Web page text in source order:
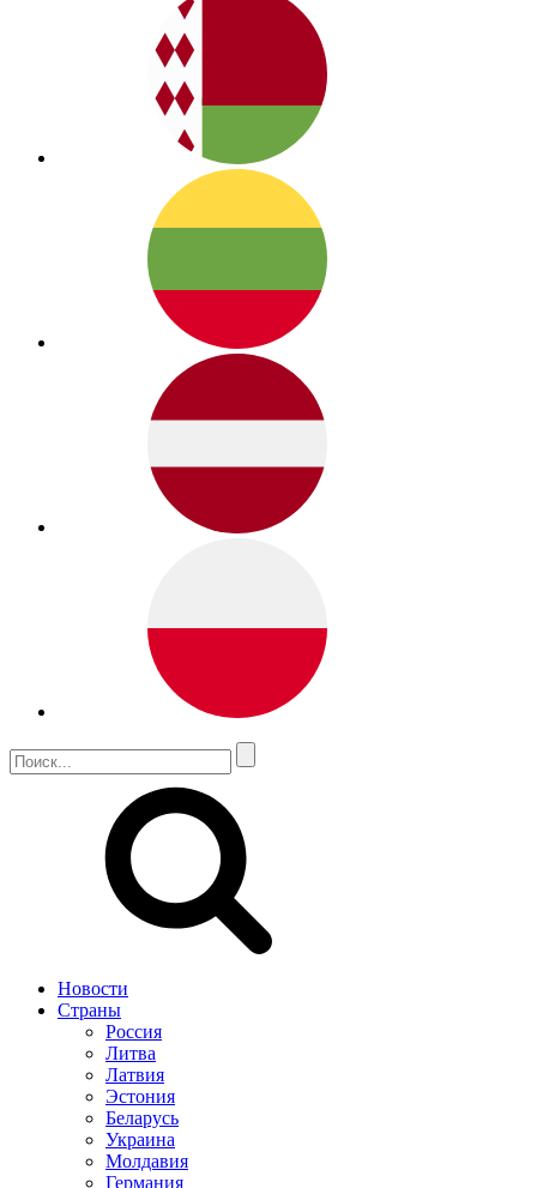
Новости
Страны
Россия
Литва
Латвия
Эстония
Беларусь
Украина
Молдавия
Германия